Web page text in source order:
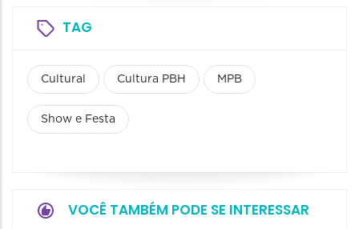
TAG
Cultural Cultura PBH MPB
Show e Festa
VOCÊ TAMBÉM PODE SE INTERESSAR